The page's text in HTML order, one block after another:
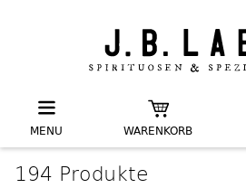
MENU WARENKORB
194 Produkte